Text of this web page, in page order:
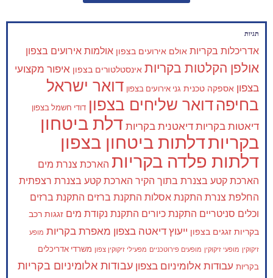
תגיות
אדריכלות בקריות אולם אירועים בצפון אולמות אירועים בצפון
אולפן הקלטות בקריות אינסטלטורים בצפון איפור מקצועי
בצפון אספקה טכנית גני אירועים בצפון דואר ישראל
בחיפה דואר שליחים בצפון דודי חשמל בצפון
דיאטות בקריות דיאטנית בקריות דלת ביטחון
בקריותדלתות ביטחון בצפון
דלתות פלדה בקריות הארכת צנרת מים
הארכת קטע בצנרת בתוך הקיר הארכת קטע בצנרת רצפתית
החלפת צנרת התקנת אסלות התקנת ברזים התקנת ברזים
וכלים סניטריים התקנת כיורים התקנת נקודת מים זגגות רכב
בקריות זגגים בצפון ייעוץ דיאטה בצפון מאפרת בקריות מופע
זיקוקין מופעי זיקוקין מופעים פירוטכניים מפעילי זיקוקין צפון משרדי אדריכלים
בקריות עבודות אלומיניום בצפון עבודות אלומיניום בקריות